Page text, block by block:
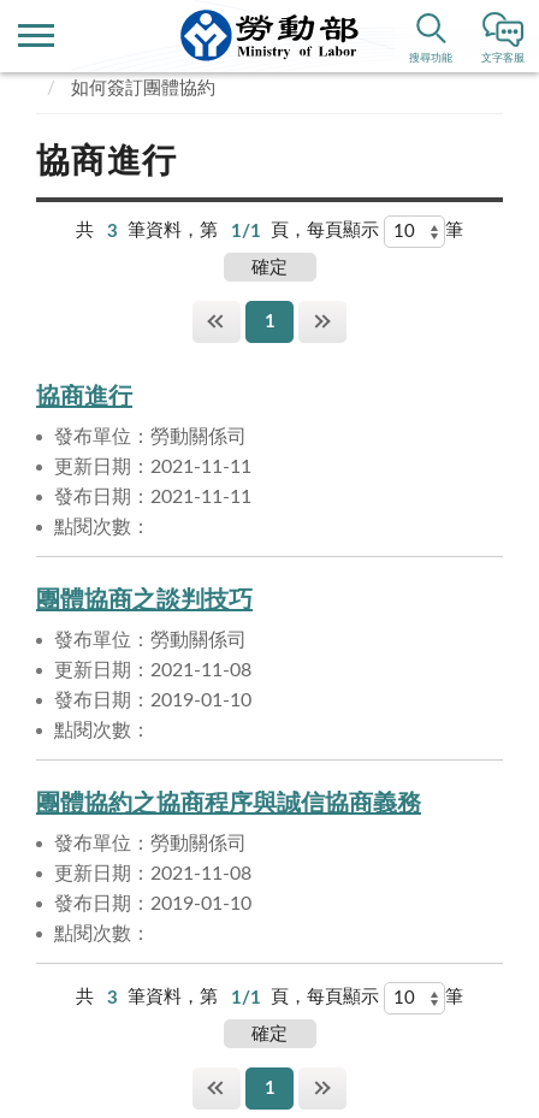
文字客服
搜尋功能
業務專區 勞動關係
團體協約
如何簽訂團體協約
協商進行
共 3 筆資料，第 1/1 頁，每頁顯示 筆
1
協商進行
發布單位：勞動關係司
更新日期：2021-11-11
發布日期：2021-11-11
點閱次數：
團體協商之談判技巧
發布單位：勞動關係司
更新日期：2021-11-08
發布日期：2019-01-10
點閱次數：
團體協約之協商程序與誠信協商義務
發布單位：勞動關係司
更新日期：2021-11-08
發布日期：2019-01-10
點閱次數：
共 3 筆資料，第 1/1 頁，每頁顯示 筆
1